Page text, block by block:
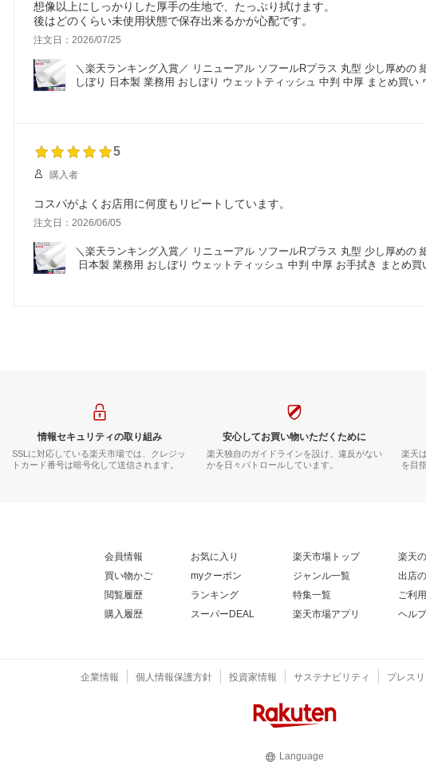
想像以上にしっかりした厚手の生地で、たっぷり拭けます。
後はどのくらい未使用状態で保存出来るかが心配です。
注文日：2026/07/25
＼楽天ランキング入賞／ リニューアル ソフールRプラス 丸型 少し厚めの
しぼり 日本製 業務用 おしぼり ウェットティッシュ 中判 中厚 まとめ買
5
購入者
コスパがよくお店用に何度もリピートしています。
注文日：2026/06/05
＼楽天ランキング入賞／ リニューアル ソフールRプラス 丸型 少し厚めの
日本製 業務用 おしぼり ウェットティッシュ 中判 中厚 お手拭き まとめ
情報セキュリティの取り組み
SSLに対応している楽天市場では、クレジッ
トカード番号は暗号化して送信されます。
安心してお買い物いただくために
楽天独自のガイドラインを設け、違反がない
かを日々パトロールしています。
楽天
を目
会員情報
買い物かご
閲覧履歴
購入履歴
お気に入り
myクーポン
ランキング
スーパーDEAL
楽天市場トップ
ジャンル一覧
特集一覧
楽天市場アプリ
楽天
出店
ご利
ヘル
企業情報 個人情報保護方針 投資家情報 サステナビリティ プレス
Language